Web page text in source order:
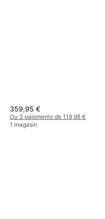
359,95 €
Ou 3 paiements de 119,98 €
1 magasin